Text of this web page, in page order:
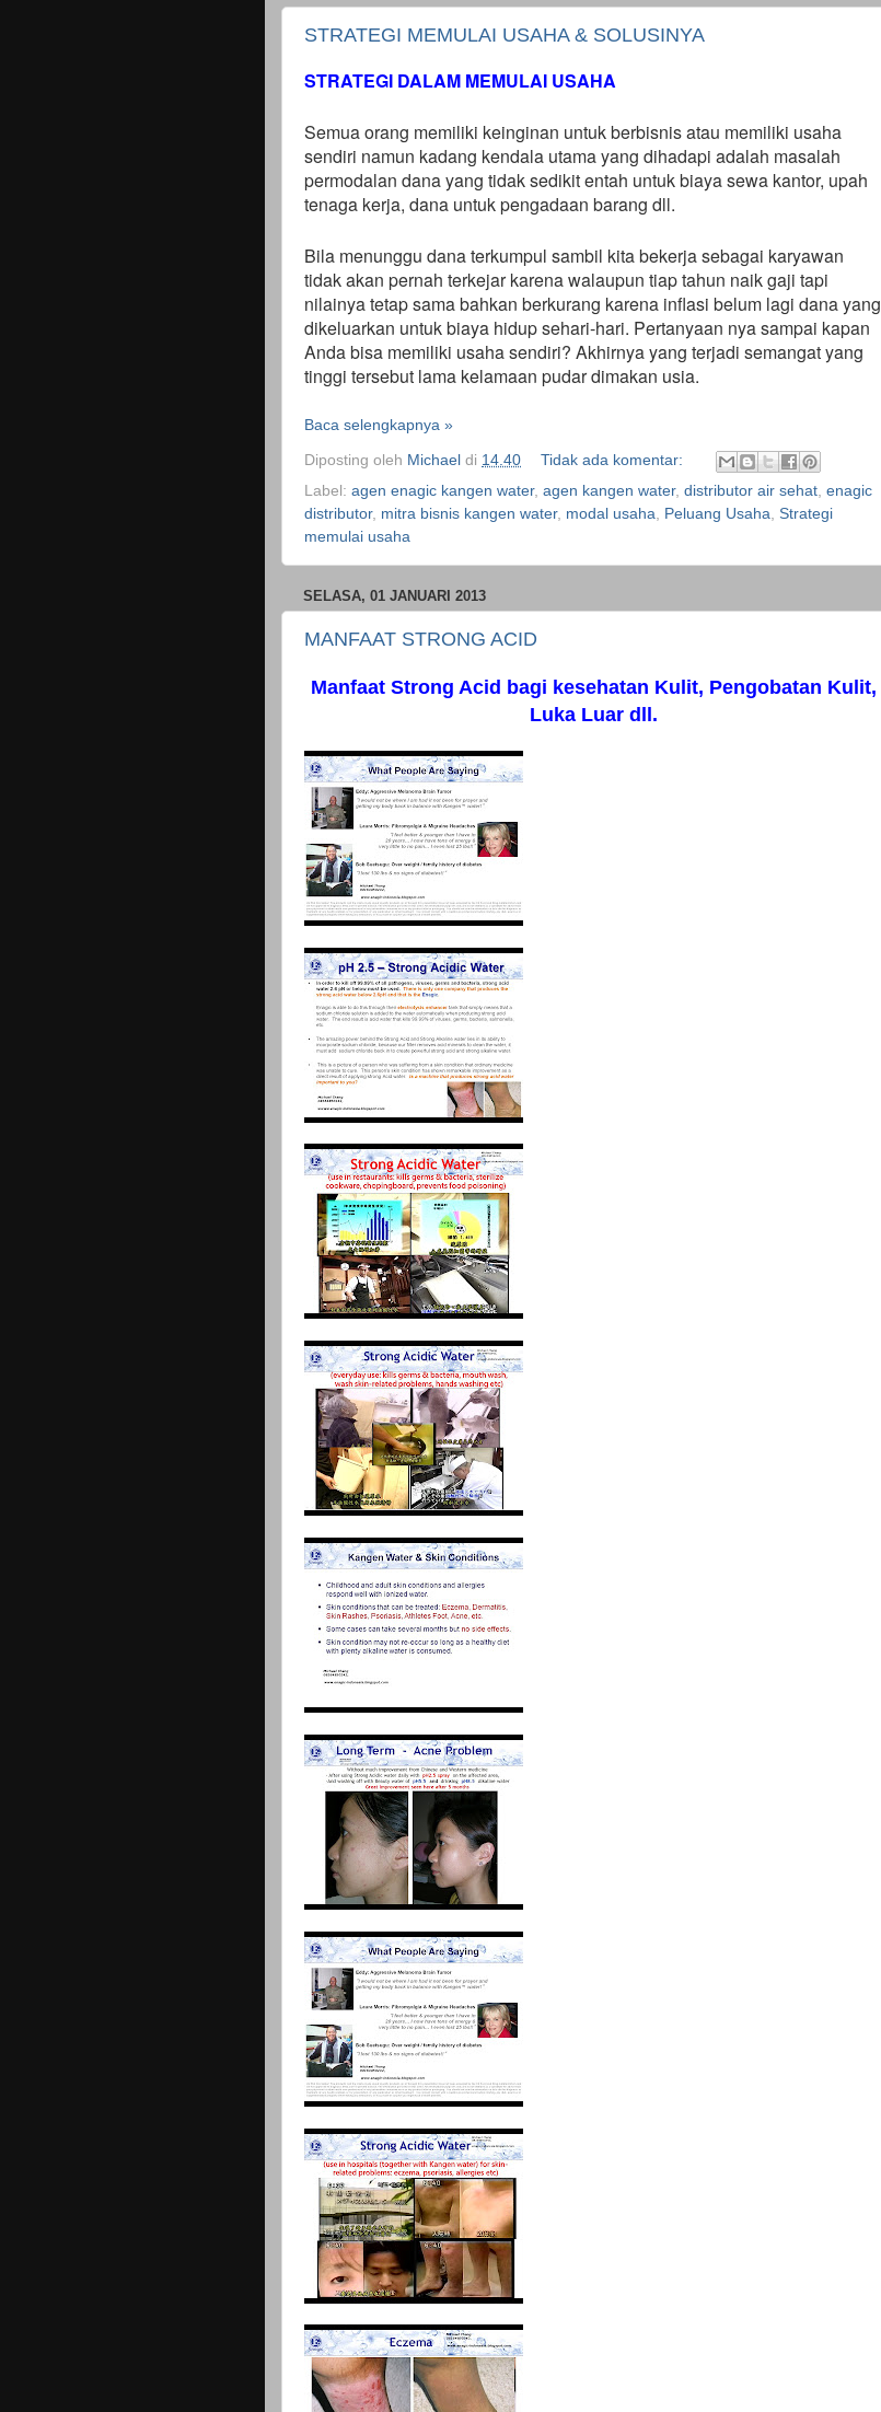
STRATEGI MEMULAI USAHA & SOLUSINYA
STRATEGI DALAM MEMULAI USAHA
Semua orang memiliki keinginan untuk berbisnis atau memiliki usaha
sendiri namun kadang kendala utama yang dihadapi adalah masalah
permodalan dana yang tidak sedikit entah untuk biaya sewa kantor, upah
tenaga kerja, dana untuk pengadaan barang dll.
Bila menunggu dana terkumpul sambil kita bekerja sebagai karyawan
tidak akan pernah terkejar karena walaupun tiap tahun naik gaji tapi
nilainya tetap sama bahkan berkurang karena inflasi belum lagi dana yang
dikeluarkan untuk biaya hidup sehari-hari. Pertanyaan nya sampai kapan
Anda bisa memiliki usaha sendiri? Akhirnya yang terjadi semangat yang
tinggi tersebut lama kelamaan pudar dimakan usia.
Baca selengkapnya »
Diposting oleh Michael di 14.40
Tidak ada komentar:
Label: agen enagic kangen water, agen kangen water, distributor air sehat enagic
distributor, mitra bisnis kangen water, modal usaha Peluang Usaha Strategi
memulai usaha
SELASA, 01 JANUARI 2013
MANFAAT STRONG ACID
Manfaat Strong Acid bagi kesehatan Kulit, Pengobatan Kulit,
Luka Luar dll.